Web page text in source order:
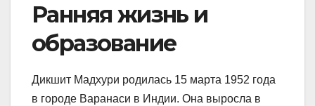
Ранняя жизнь и
образование
Дикшит Мадхури родилась 15 марта 1952 года
в городе Варанаси в Индии. Она выросла в